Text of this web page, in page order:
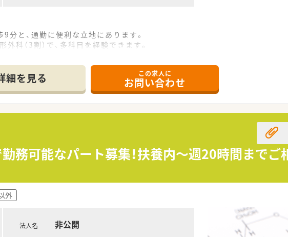
と、通勤に便利な立地にあります。
科（3割）で、多科目を経験できます。
拡大も行うなど急成長中の企業です。
フラットに意見交換ができる社風です。
人」にも認定され、働きやすさは折り紙付きです。
万円から600万円をご提示します。
の取得率も85%以上と高水準です。
3園開設しており、子育て世代も安心です。
細を見る この求人に
お問い合わせ
勤務可能なパート募集！扶養内～週20時間まで
外
法人名 非公開